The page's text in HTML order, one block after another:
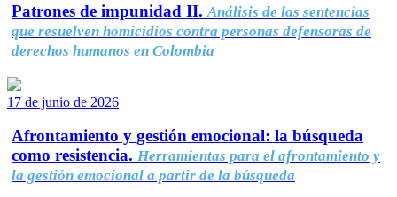
Patrones de impunidad II. Análisis de las sentencias
que resuelven homicidios contra personas defensoras de
derechos humanos en Colombia
17 de junio de 2026
Afrontamiento y gestión emocional: la búsqueda
como resistencia. Herramientas para el afrontamiento y
la gestión emocional a partir de la búsqueda